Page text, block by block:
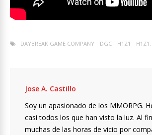
DAYBREAK GAME COMPANY DGC H1Z1
Jose A. Castillo
Soy un apasionado de los MMORPG.
casi todos los que han visto la luz. Al
muchas de las horas de vicio por